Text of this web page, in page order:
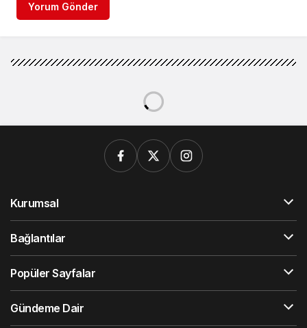
Yorum Gönder
Kurumsal
Bağlantılar
Popüler Sayfalar
Gündeme Dair